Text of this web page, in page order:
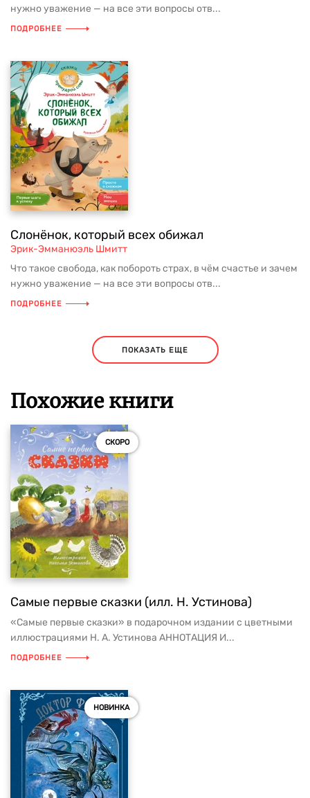
нужно уважение — на все эти вопросы отв...
ПОДРОБНЕЕ
Слонёнок, который всех обижал
Эрик-Эмманюэль Шмитт
Что такое свобода, как побороть страх, в чём счастье и зачем
нужно уважение — на все эти вопросы отв...
ПОДРОБНЕЕ
ПОКАЗАТЬ ЕЩЕ
Похожие книги
СКОРО
Самые первые сказки (илл. Н. Устинова)
«Самые первые сказки» в подарочном издании с цветными
иллюстрациями Н. А. Устинова АННОТАЦИЯ И...
ПОДРОБНЕЕ
НОВИНКА